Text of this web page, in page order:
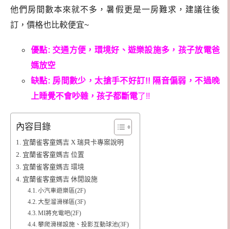
他們房間數本來就不多，暑假更是一房難求，建議往後
訂，價格也比較便宜~
優點: 交通方便，環境好、遊樂設施多，孩子放電爸
媽放空
缺點: 房間數少，太搶手不好訂!! 隔音偏弱，不過晚
上睡覺不會吵雜，孩子都斷電了!!
內容目錄
宜蘭雀客童媽吉 X 瑞貝卡專案說明
宜蘭雀客童媽吉 位置
宜蘭雀客童媽吉 環境
宜蘭雀客童媽吉 休閒設施
小汽車遊樂區(2F)
大型溜滑梯區(3F)
MI將充電吧(2F)
攀爬滑梯設施、投影互動球池(3F)